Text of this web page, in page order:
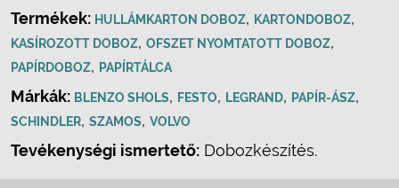
Termékek: HULLÁMKARTON DOBOZ, KARTONDOBOZ,
KASÍROZOTT DOBOZ, OFSZET NYOMTATOTT DOBOZ,
PAPÍRDOBOZ, PAPÍRTÁLCA
Márkák: BLENZO SHOLS, FESTO, LEGRAND, PAPÍR-ÁSZ,
SCHINDLER, SZAMOS, VOLVO
Tevékenységi ismertető: Dobozkészítés.